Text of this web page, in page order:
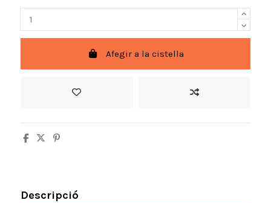
Afegir a la cistella
Descripció